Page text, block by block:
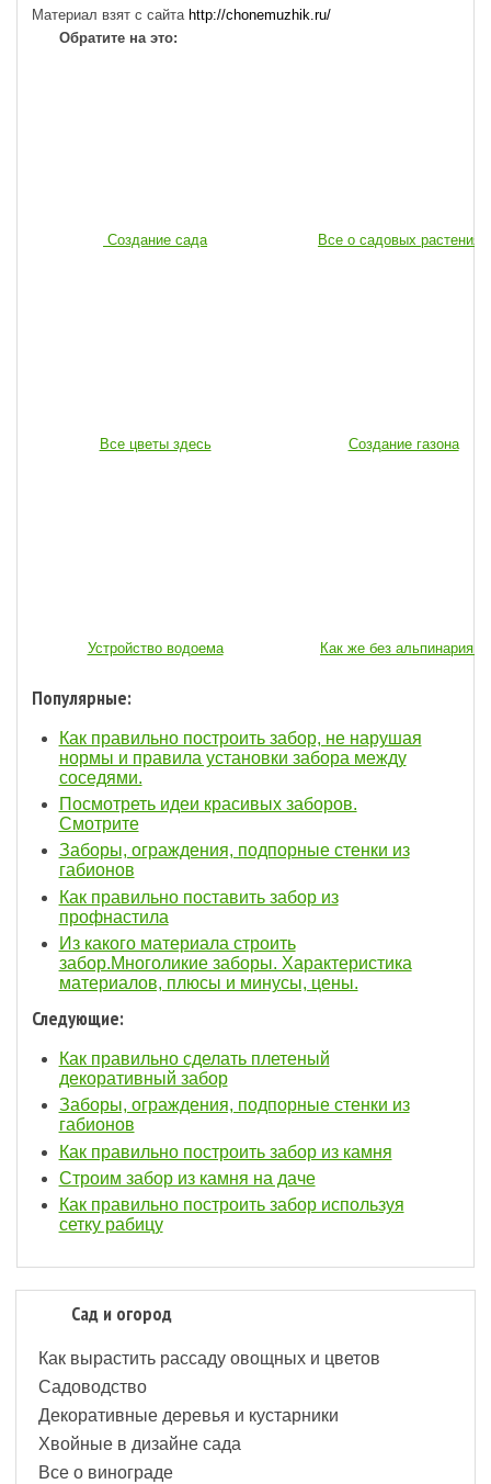
Материал взят с сайта http://chonemuzhik.ru/
Обратите на это:
Создание сада Все о садовых растениях
Все цветы здесь Создание газона
Устройство водоема Как же без альпинария...
Популярные:
Как правильно построить забор, не нарушая
нормы и правила установки забора между
соседями.
Посмотреть идеи красивых заборов.
Смотрите
Заборы, ограждения, подпорные стенки из
габионов
Как правильно поставить забор из
профнастила
Из какого материала строить
забор.Многоликие заборы. Характеристика
материалов, плюсы и минусы, цены.
Следующие:
Как правильно сделать плетеный
декоративный забор
Заборы, ограждения, подпорные стенки из
габионов
Как правильно построить забор из камня
Строим забор из камня на даче
Как правильно построить забор используя
сетку рабицу
Сад и огород
Как вырастить рассаду овощных и цветов
Садоводство
Декоративные деревья и кустарники
Хвойные в дизайне сада
Все о винограде